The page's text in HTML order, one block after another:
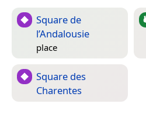
Square de
l’Andalousie
place
Square des
Charentes